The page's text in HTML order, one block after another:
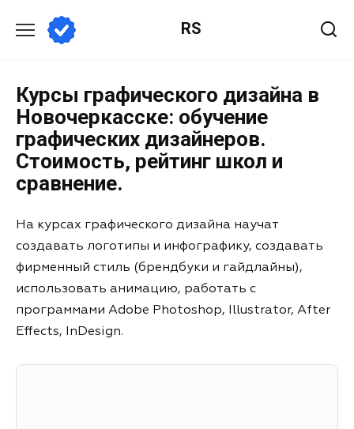
RS
Курсы графического дизайна в
Новочеркасске: обучение
графических дизайнеров.
Стоимость, рейтинг школ и
сравнение.
На курсах графического дизайна научат
создавать логотипы и инфографику, создавать
фирменный стиль (брендбуки и гайдлайны),
использовать анимацию, работать с
программами Adobe Photoshop, Illustrator, After
Effects, InDesign.